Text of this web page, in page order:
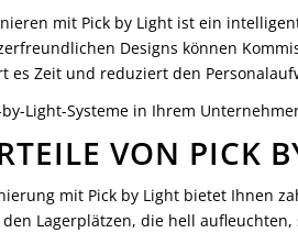
mit Pick by Light ist ein
Designs können
es Zeit und reduziert den
by-Light-Systeme in Ihrem
VON PICK
mit Pick by Light bietet Ihnen
Lagerplätzen, die hell